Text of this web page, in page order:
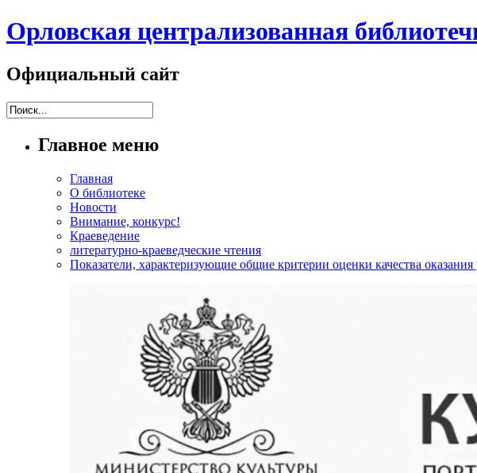
Орловская централизованная
Официальный сайт
Главное меню
Главная
О библиотеке
Новости
Внимание, конкурс!
Краеведение
литературно-краеведческие чтения
Показатели, характеризующие общие критерии оценки качества оказания